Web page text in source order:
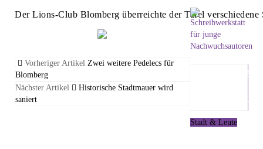
Der Lions-Club Blomberg überreichte der Tafel
Vorheriger Artikel Zwei weitere Pedelecs für
Blomberg
Nächster Artikel
Historische Stadtmauer wird
saniert
Stadt & Leute